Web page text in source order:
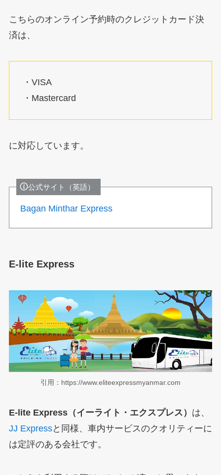
こちらのオンライン予約時のクレジットカード決
済は、
・VISA
・Mastercard
に対応しています。
公式サイト（英語）
Bagan Minthar Express
E-lite Express
引用：https://www.eliteexpressmyanmar.com
E-lite Express（イーライト・エクスプレス） は、
JJ Expressと同様、車内サービスのクオリティーに
は定評のある会社です。